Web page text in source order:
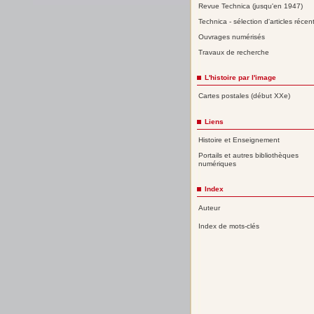
Revue Technica (jusqu'en 1947)
Technica - sélection d'articles
Ouvrages numérisés
Travaux de recherche
L'histoire par l'image
Cartes postales (début XXe)
Liens
Histoire et Enseignement
Portails et autres bibliothèques
numériques
Index
Auteur
Index de mots-clés